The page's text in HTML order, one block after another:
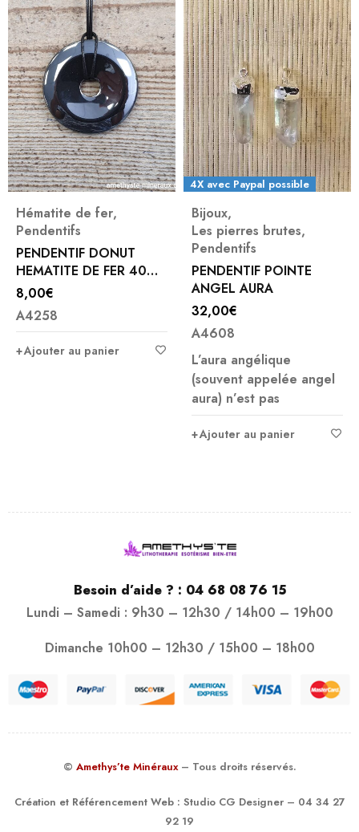
Hématite de fer,
Pendentifs
PENDENTIF DONUT
HEMATITE DE FER 40
MM
8,00€
A4258
Ajouter au panier
4X avec Paypal possible
Bijoux,
Les pierres brutes,
Pendentifs
PENDENTIF POINTE
ANGEL AURA
32,00€
A4608
L’aura angélique
(souvent appelée angel
aura) n’est pas
Ajouter au panier
Besoin d’aide ? : 04 68 08 76 15
Lundi – Samedi : 9h30 – 12h30 / 14h00 – 19h00
Dimanche 10h00 – 12h30 / 15h00 – 18h00
© Amethys’te Minéraux – Tous droits réservés.
Création et Référencement Web : Studio CG Designer– 04 34 27
92 19